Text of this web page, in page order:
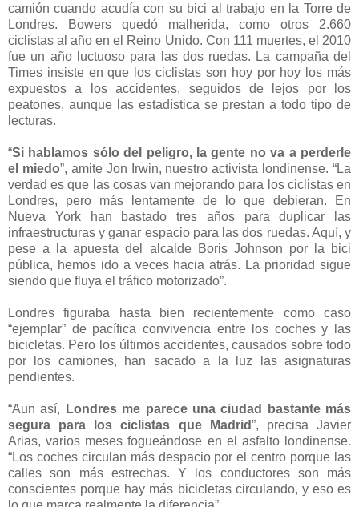
camión cuando acudía con su bici al trabajo en la Torre de
Londres. Bowers quedó malherida, como otros 2.660
ciclistas al año en el Reino Unido. Con 111 muertes, el 2010
fue un año luctuoso para las dos ruedas. La campaña del
Times insiste en que los ciclistas son hoy por hoy los más
expuestos a los accidentes, seguidos de lejos por los
peatones, aunque las estadística se prestan a todo tipo de
lecturas.
“Si hablamos sólo del peligro, la gente no va a perderle
el miedo”, amite Jon Irwin, nuestro activista londinense. “La
verdad es que las cosas van mejorando para los ciclistas en
Londres, pero más lentamente de lo que debieran. En
Nueva York han bastado tres años para duplicar las
infraestructuras y ganar espacio para las dos ruedas. Aquí, y
pese a la apuesta del alcalde Boris Johnson por la bici
pública, hemos ido a veces hacia atrás. La prioridad sigue
siendo que fluya el tráfico motorizado”.
Londres figuraba hasta bien recientemente como caso
“ejemplar” de pacífica convivencia entre los coches y las
bicicletas. Pero los últimos accidentes, causados sobre todo
por los camiones, han sacado a la luz las asignaturas
pendientes.
“Aun así,
Londres me parece una ciudad bastante más
segura para los ciclistas que Madrid”, precisa Javier
Arias, varios meses fogueándose en el asfalto londinense.
“Los coches circulan más despacio por el centro porque las
calles son más estrechas. Y los conductores son más
conscientes porque hay más bicicletas circulando, y eso es